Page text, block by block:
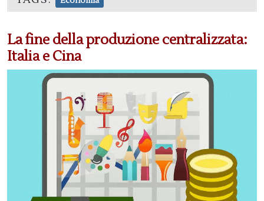
La fine della produzione centralizzata:
Italia e Cina